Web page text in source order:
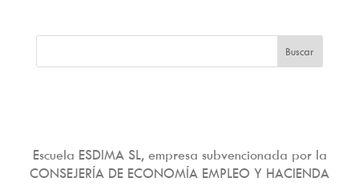
Escuela ESDIMA SL, empresa subvencionada por la
CONSEJERÍA DE ECONOMÍA EMPLEO Y HACIENDA